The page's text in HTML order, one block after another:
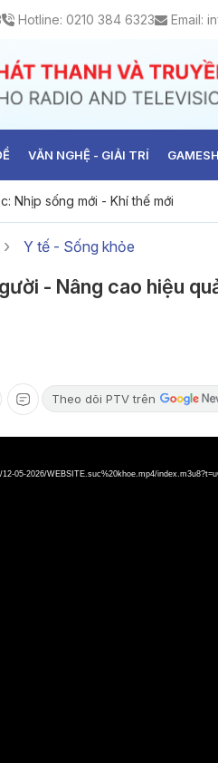
Hotline: 0210 384 6323 Email:
VĂN NGHỆ - GIẢI TRÍ
Nhịp sống mới - Khí thế mới
Y tế - Sống khỏe
- Nâng cao hiệu
Theo dõi PTV trên
05-2026/WEBSITE.suc%20khoe.mp4/